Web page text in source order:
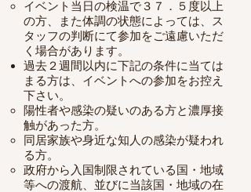
イベント当日の検温で３７．５度以上
の方、また体調の状態によっては、ス
タッフの判断にて参加をご遠慮いただ
く場合があります。
過去２週間以内に下記の条件に当ては
まる方は、イベントへの参加をお控え
下さい。
陽性者や感染の疑いのある方と濃厚接
触があった方。
同居家族や身近な知人の感染が疑われ
る方。
政府から入国制限されている国・地域
等への渡航、並びに当該国・地域の在